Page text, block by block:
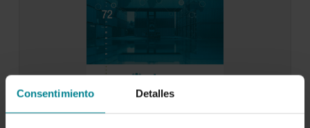
Consentimiento Detalles
Análisis de las exportaciones